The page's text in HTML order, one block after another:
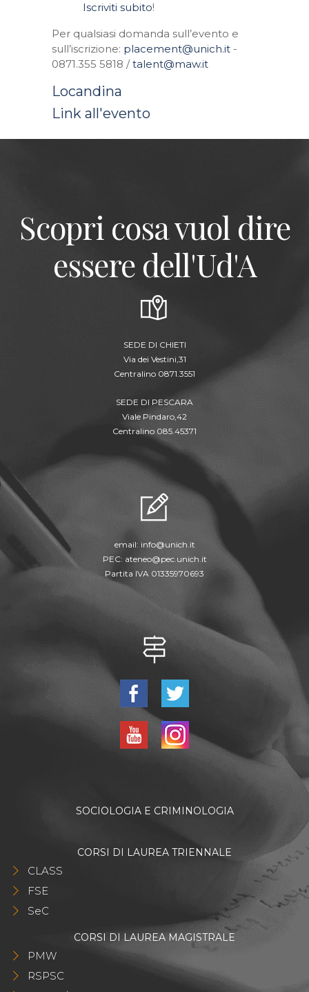
Iscriviti subito!
Per qualsiasi domanda sull’evento e
sull’iscrizione: placement@unich.it -
0871.355 5818 /talent@maw.it
Locandina
Link all'evento
Scopri cosa vuol dire
essere dell'Ud'A
SEDE DI CHIETI
Via dei Vestini,31
Centralino 0871.3551
SEDE DI PESCARA
Viale Pindaro,42
Centralino 085.45371
email: info@unich.it
PEC: ateneo@pec.unich.it
Partita IVA 01335970693
SOCIOLOGIA E CRIMINOLOGIA
CORSI DI LAUREA TRIENNALE
CLASS
FSE
SeC
CORSI DI LAUREA MAGISTRALE
PMW
RSPSC